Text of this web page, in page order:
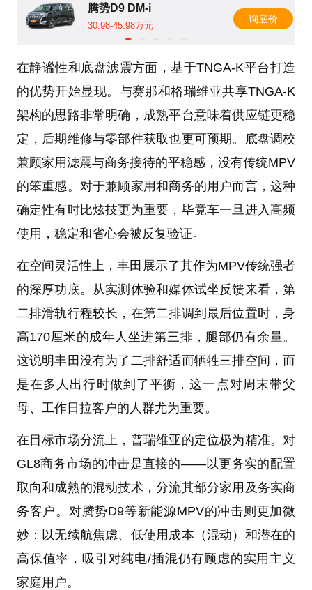
腾势D9 DM-i
30.98-45.98万元
询底价
在静谧性和底盘滤震方面，基于TNGA-K平台打造
的优势开始显现。与赛那和格瑞维亚共享TNGA-K
架构的思路非常明确，成熟平台意味着供应链更稳
定，后期维修与零部件获取也更可预期。底盘调校
兼顾家用滤震与商务接待的平稳感，没有传统MPV
的笨重感。对于兼顾家用和商务的用户而言，这种
确定性有时比炫技更为重要，毕竟车一旦进入高频
使用，稳定和省心会被反复验证。
在空间灵活性上，丰田展示了其作为MPV传统强者
的深厚功底。从实测体验和媒体试坐反馈来看，第
二排滑轨行程较长，在第二排调到最后位置时，身
高170厘米的成年人坐进第三排，腿部仍有余量。
这说明丰田没有为了二排舒适而牺牲三排空间，而
是在多人出行时做到了平衡，这一点对周末带父
母、工作日拉客户的人群尤为重要。
在目标市场分流上，普瑞维亚的定位极为精准。对
GL8商务市场的冲击是直接的——以更务实的配置
取向和成熟的混动技术，分流其部分家用及务实商
务客户。对腾势D9等新能源MPV的冲击则更加微
妙：以无续航焦虑、低使用成本（混动）和潜在的
高保值率，吸引对纯电/插混仍有顾虑的实用主义
家庭用户。